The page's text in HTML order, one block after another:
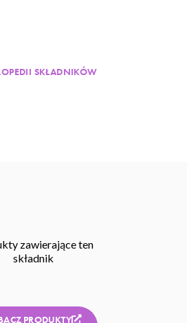
SKŁADNIKÓW
zawierające ten
składnik
PRODUKTY